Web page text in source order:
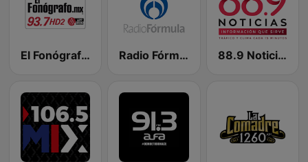
El Fonógrafo HD2 Radio Fórmula 103.3 FM 88.9 Noticias